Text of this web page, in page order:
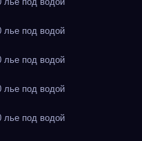
под водой
под водой
под водой
под водой